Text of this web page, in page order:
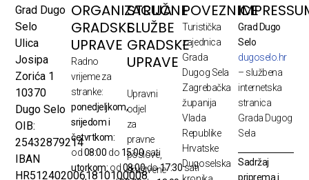
Grad Dugo
Selo
Ulica
Josipa
Zorića 1
10370
Dugo Selo
OIB:
25432879214
IBAN
HR5124020061810100008
ORGANIZACIJA
GRADSKE
UPRAVE
Radno
vrijeme za
stranke:
ponedjeljkom,
srijedom i
četvrtkom:
od08:00 do 15:00sati
utorkom: od08:00do17:30sati
STRUČNE
SLUŽBE
GRADSKE
UPRAVE
Upravni
odjel
za
pravne
poslove,
društvene
POVEZNICE
Turistička
zajednica
Grada
Dugog Sela
Zagrebačka
županija
Vlada
Republike
Hrvatske
Dugoselska
Grad Dugo
Selo
dugoselo.hr
– službena
internetska
stranica
Grada Dugog
Sela
Sadržaj
priprema i